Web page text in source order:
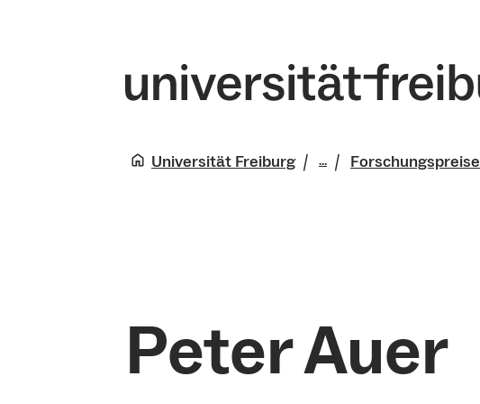
Universität Freiburg ... Forschungspreise
Peter Auer